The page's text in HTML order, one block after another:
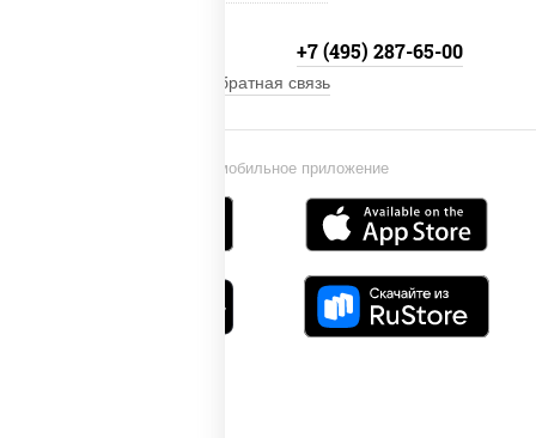
Установи мобильное приложение
+7 (495) 287-65-00
Обратная связь